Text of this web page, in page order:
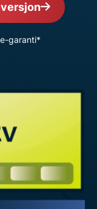
garanti*